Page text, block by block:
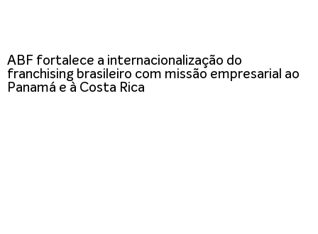
ABF fortalece a internacionalização do
franchising brasileiro com missão empresarial ao
Panamá e à Costa Rica